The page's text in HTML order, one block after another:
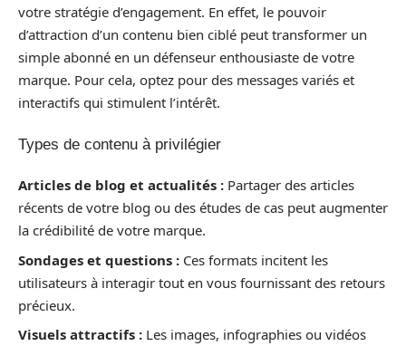
votre stratégie d’engagement. En effet, le pouvoir
d’attraction d’un contenu bien ciblé peut transformer un
simple abonné en un défenseur enthousiaste de votre
marque. Pour cela, optez pour des messages variés et
interactifs qui stimulent l’intérêt.
Types de contenu à privilégier
Articles de blog et actualités : Partager des articles
récents de votre blog ou des études de cas peut augmenter
la crédibilité de votre marque.
Sondages et questions : Ces formats incitent les
utilisateurs à interagir tout en vous fournissant des retours
précieux.
Visuels attractifs : Les images, infographies ou vidéos